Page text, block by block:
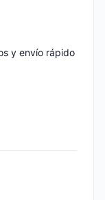
y envío rápido